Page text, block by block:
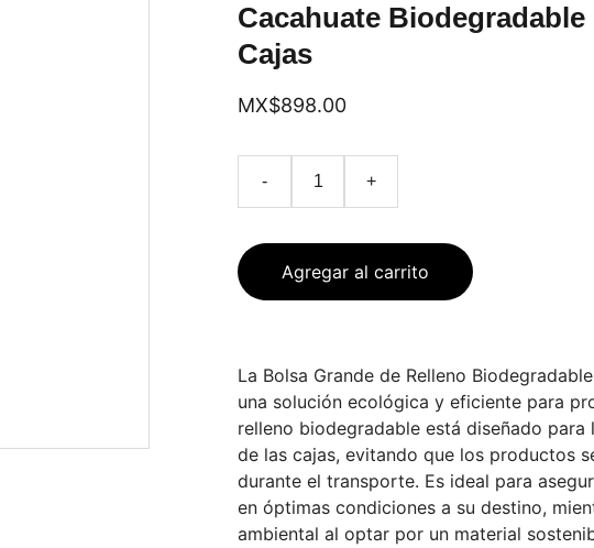
Cacahuate
Cajas
MX$898.00
- +
Agregar al carrito
La Bolsa Grande de Relleno
una solución ecológica y eficiente para
relleno biodegradable está diseñado
de las cajas, evitando que los productos
durante el transporte. Es ideal para
en óptimas condiciones a su destino,
ambiental al optar por un material